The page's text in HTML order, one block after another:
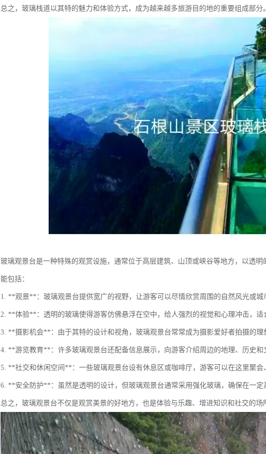
总之，玻璃栈道以其特的魅力和体验方式，成为越来越多旅游目的地的重要组成部分
玻璃观景台是一种特殊的观赏设施，通常位于高层建筑、山顶或峡谷等地方，以透
能包括：
1. **观景**：玻璃观景台提供宽广的视野，让游客可以尽情欣赏周围的自然风光或城
2. **体验**：透明的玻璃使得游客仿佛悬浮在空中，给人强烈的视觉和心理冲击，适
3. **摄影机会**：由于其特的设计和视角，玻璃观景台常常成为摄影爱好者拍摄的理
4. **游览教育**：许多玻璃观景台还配备信息展示，向游客介绍周边的地理、历史
5. **社交和休闲空间**：一些玻璃观景台设有休息区或咖啡厅，游客可以在这里聚会
6. **安全防护**：虽然是透明的设计，但玻璃观景台通常采用强化玻璃，确保在一定
总之，玻璃观景台不仅是观赏美景的好地方，也是体验与乐趣、增进知识和社交的场